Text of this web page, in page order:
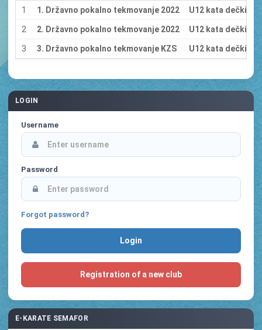
1 1. Državno pokalno tekmovanje 2022 U12 kata dečki
2 2. Državno pokalno tekmovanje 2022 U12 kata dečki
3 3. Državno pokalno tekmovanje KZS U12 kata dečki
LOGIN
Username
Password
Forgot password?
Registration of a new club
E-KARATE SEMAFOR